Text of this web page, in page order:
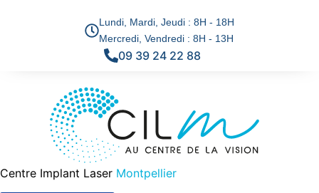
Lundi, Mardi, Jeudi : 8H - 18H
Mercredi, Vendredi : 8H - 13H
09 39 24 22 88
Centre Implant Laser Montpellier